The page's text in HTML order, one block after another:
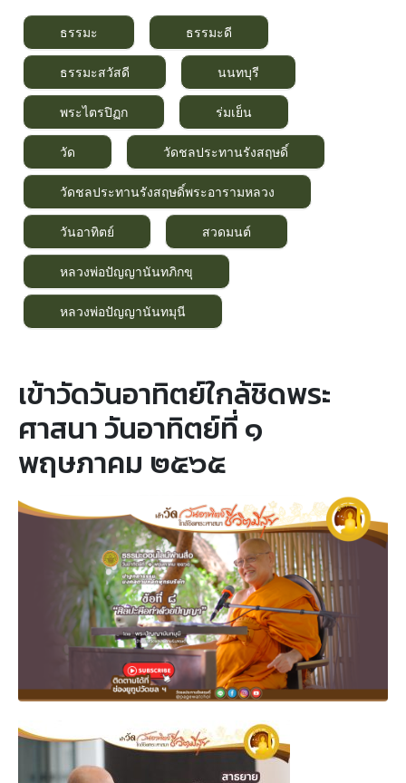
ธรรมะ ธรรมะดี
ธรรมะสวัสดี นนทบุรี
พระไตรปิฏก ร่มเย็น
วัด วัดชลประทานรังสฤษดิ์
วัดชลประทานรังสฤษดิ์พระอารามหลวง
วันอาทิตย์ สวดมนต์
หลวงพ่อปัญญานันทภิกขุ
หลวงพ่อปัญญานันทมุนี
เข้าวัดวันอาทิตย์ใกล้ชิดพระ
ศาสนา วันอาทิตย์ที่ ๑
พฤษภาคม ๒๕๖๕